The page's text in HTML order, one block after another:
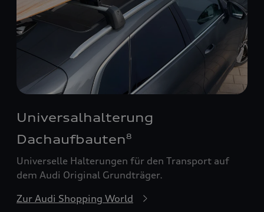
Universalhalterung
Dachaufbauten8
Universelle Halterungen für den Transport auf
dem Audi Original Grundträger.
Zur Audi Shopping World